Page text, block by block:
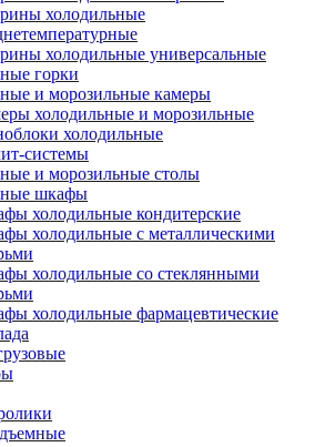
холодильные
холодильные универсальные
горки
и морозильные камеры
холодильные и морозильные
холодильные
системы
и морозильные столы
шкафы
холодильные кондитерские
холодильные с металлическими
холодильные со стеклянными
холодильные фармацевтические